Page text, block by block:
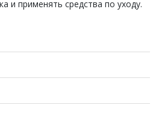
и применять средства по уходу.